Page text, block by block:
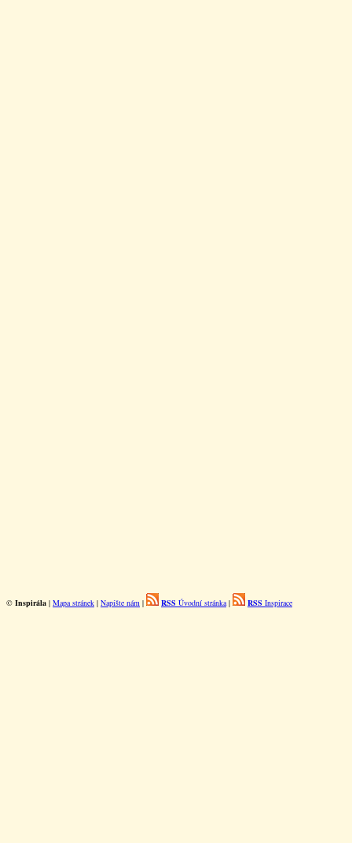
© Inspirála | Mapa stránek | Napište nám | RSS Úvodní stránka| RSS Inspirace